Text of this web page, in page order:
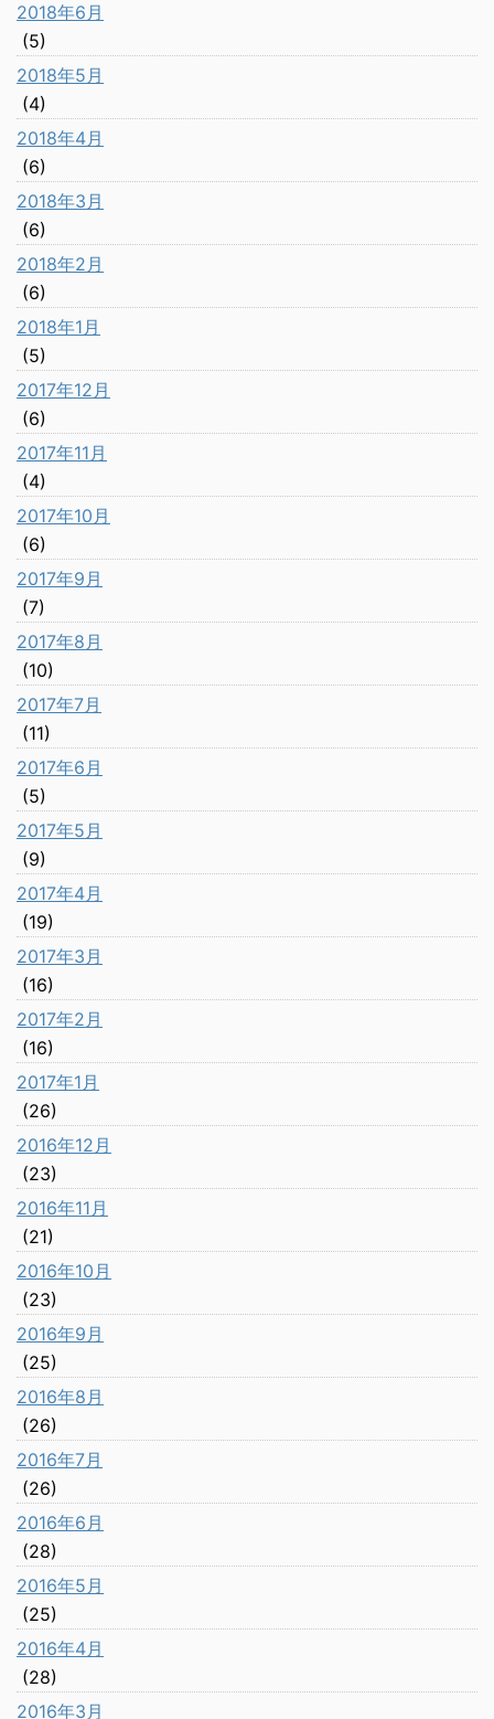
2018年6月
(5)
2018年5月
(4)
2018年4月
(6)
2018年3月
(6)
2018年2月
(6)
2018年1月
(5)
2017年12月
(6)
2017年11月
(4)
2017年10月
(6)
2017年9月
(7)
2017年8月
(10)
2017年7月
(11)
2017年6月
(5)
2017年5月
(9)
2017年4月
(19)
2017年3月
(16)
2017年2月
(16)
2017年1月
(26)
2016年12月
(23)
2016年11月
(21)
2016年10月
(23)
2016年9月
(25)
2016年8月
(26)
2016年7月
(26)
2016年6月
(28)
2016年5月
(25)
2016年4月
(28)
2016年3月